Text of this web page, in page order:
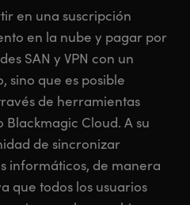
en una suscripción
en la nube y pagar por
SAN y VPN con un
sino que es posible
de herramientas
Cloud. A su
de sincronizar
informáticos, de manera
que todos los usuarios